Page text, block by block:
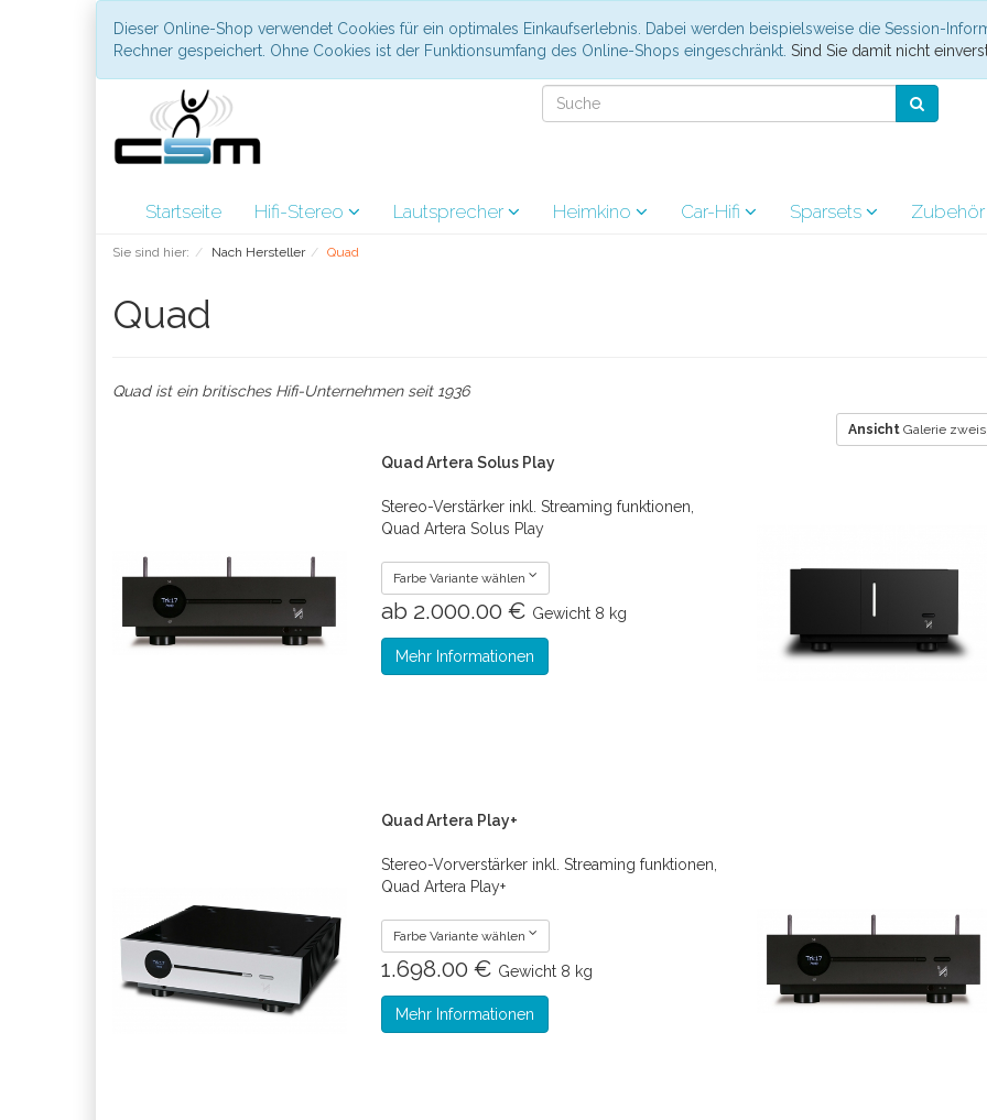
Dieser Online-Shop verwendet Cookies für ein optimales Einkaufserlebnis. Dabei werden beispielsweise die Session-
Rechner gespeichert. Ohne Cookies ist der Funktionsumfang des Online-Shops eingeschränkt. Sind Sie damit nicht
Startseite Hifi-Stereo Lautsprecher Heimkino Car-Hifi Sparsets Zubehör
Sie sind hier: Nach Hersteller Quad
Quad
Quad ist ein britisches Hifi-Unternehmen seit 1936
Ansicht Galerie
Quad Artera Solus Play
Stereo-Verstärker inkl. Streaming funktionen,
Quad Artera Solus Play
Farbe Variante wählen
ab 2.000.00 € Gewicht 8 kg
Mehr Informationen
Quad Artera Play+
Stereo-Vorverstärker inkl. Streaming funktionen,
Quad Artera Play+
Farbe Variante wählen
1.698.00 € Gewicht 8 kg
Mehr Informationen